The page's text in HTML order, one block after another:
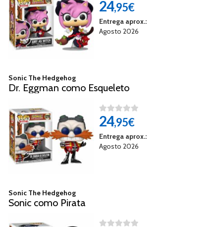
24,95€
Entrega aprox.:
Agosto 2026
Sonic The Hedgehog
Dr. Eggman como Esqueleto
24,95€
Entrega aprox.:
Agosto 2026
Sonic The Hedgehog
Sonic como Pirata